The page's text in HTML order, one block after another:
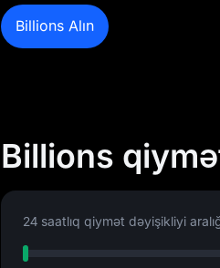
Billions Alın
Billions
24 saatlıq qiymət dəyişikliyi